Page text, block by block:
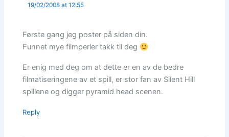
19/02/2008 at 12:55
Første gang jeg poster på siden din.
Funnet mye filmperler takk til deg
Er enig med deg om at dette er en av de bedre
filmatiseringene av et spill, er stor fan av Silent Hill
spillene og digger pyramid head scenen.
Reply